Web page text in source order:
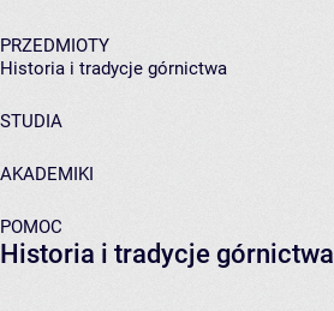
PRZEDMIOTY
Historia i tradycje górnictwa
STUDIA
AKADEMIKI
POMOC
Historia i tradycje górnictwa